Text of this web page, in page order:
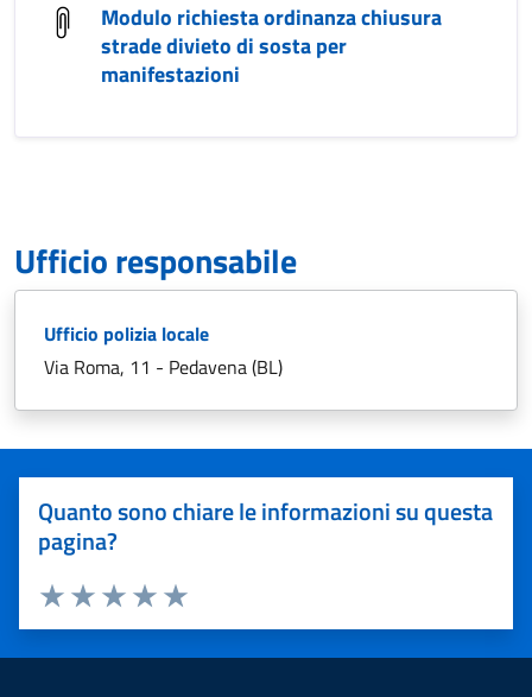
Modulo richiesta ordinanza chiusura
strade divieto di sosta per
manifestazioni
Ufficio responsabile
Ufficio polizia locale
Via Roma, 11 - Pedavena (BL)
Quanto sono chiare le informazioni su questa
pagina?
Valuta 5 stelle su 5
Valuta 4 stelle su 5
Valuta 3 stelle su 5
Valuta 2 stelle su 5
Valuta 1 stelle su 5